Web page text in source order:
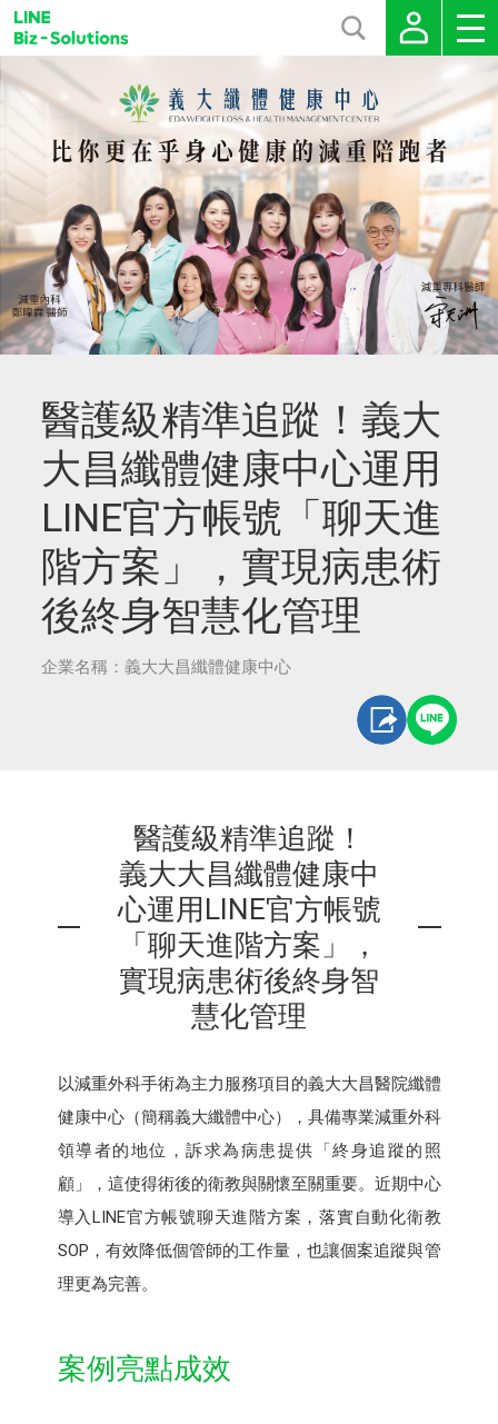
醫護級精準追蹤！義大
大昌纖體健康中心運用
LINE官方帳號「聊天進
階方案」，實現病患術
後終身智慧化管理
企業名稱：義大大昌纖體健康中心
醫護級精準追蹤！
義大大昌纖體健康中
心運用LINE官方帳號
「聊天進階方案」，
實現病患術後終身智
慧化管理
以減重外科手術為主力服務項目的義大大昌醫院纖體
健康中心（簡稱義大纖體中心），具備專業減重外科
領導者的地位，訴求為病患提供「終身追蹤的照
顧」，這使得術後的衛教與關懷至關重要。近期中心
導入LINE官方帳號聊天進階方案，落實自動化衛教
SOP，有效降低個管師的工作量，也讓個案追蹤與管
理更為完善。
案例亮點成效